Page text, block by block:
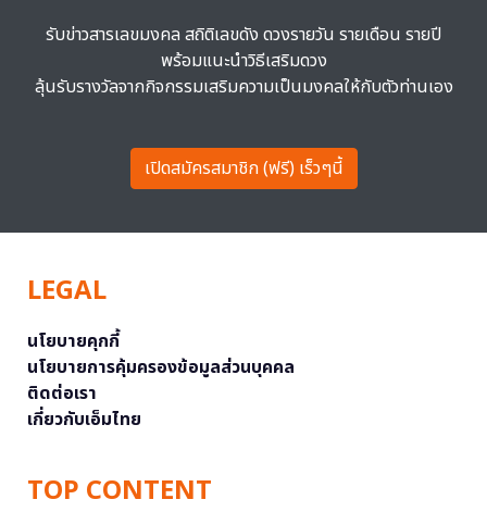
รับข่าวสารเลขมงคล สถิติเลขดัง ดวงรายวัน รายเดือน รายปี
พร้อมแนะนำวิธีเสริมดวง
ลุ้นรับรางวัลจากกิจกรรมเสริมความเป็นมงคลให้กับตัวท่านเอง
เปิดสมัครสมาชิก (ฟรี) เร็วๆนี้
LEGAL
นโยบายคุกกี้
นโยบายการคุ้มครองข้อมูลส่วนบุคคล
ติดต่อเรา
เกี่ยวกับเอ็มไทย
TOP CONTENT